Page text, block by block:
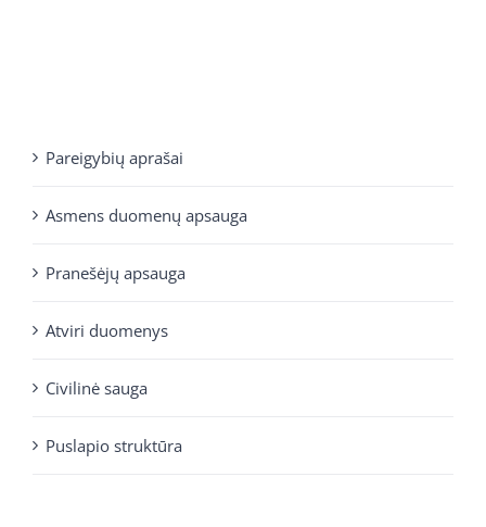
Pareigybių aprašai
Asmens duomenų apsauga
Pranešėjų apsauga
Atviri duomenys
Civilinė sauga
Puslapio struktūra